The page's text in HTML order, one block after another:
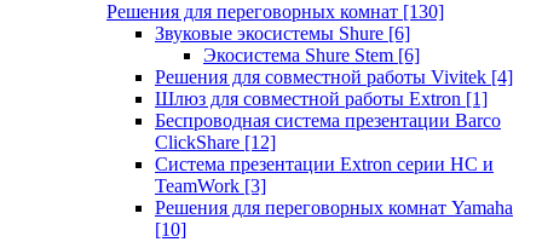
Решения для переговорных комнат [130]
Звуковые экосистемы Shure [6]
Экосистема Shure Stem [6]
Решения для совместной работы Vivitek [4]
Шлюз для совместной работы Extron [1]
Беспроводная система презентации Barco
ClickShare [12]
Система презентации Extron серии HC и
TeamWork [3]
Решения для переговорных комнат Yamaha
[10]